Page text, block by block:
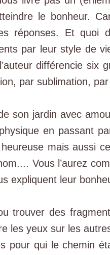
le bonheur.
réponses. Et quoi
par leur style de
différencie six
par sublimation,
son jardin avec
en passant
mais aussi
Vous l’aurez
expliquent leur
trouver des
les yeux sur les
pour qui le chemin